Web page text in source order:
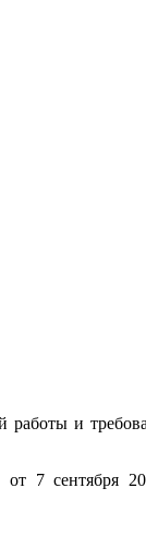
работы и
от 7